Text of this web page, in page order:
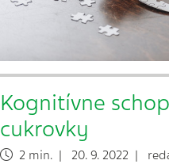
Kognitívne
cukrovky
2 min. | 20. 9. 2022 |